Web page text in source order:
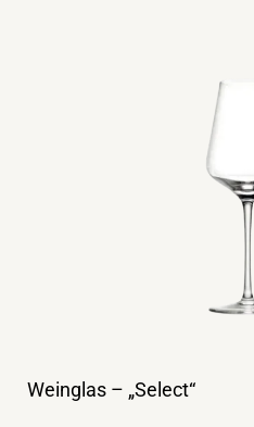
Weinglas – „Select“